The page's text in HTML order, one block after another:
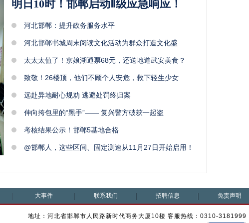
明日10时！邯郸启动Ⅱ级应急响应！
河北邯郸：提升政务服务水平
河北邯郸书城周末阅读文化活动为群众打造文化盛
太太太值了！京娘湖通票68元，还送地道武安美食？
致敬！26楼顶，他们不顾个人安危，救下轻生少女
远赴异地耐心规劝 逃避处罚终归案
伸向挎包里的“黑手”—— 复兴警方破获一起盗
考核结果公示！邯郸5基地合格
@邯郸人，这些区间、固定测速从11月27日开始启用！
大事件 联系我们 招聘信息 免责声明
地址：河北省邯郸市人民路新时代商务大厦10楼 客服热线：0310-3181999